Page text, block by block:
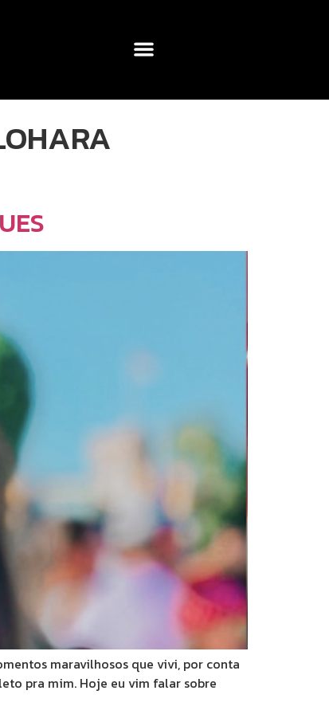
maravilhosos que vivi, por conta
pra mim. Hoje eu vim falar sobre